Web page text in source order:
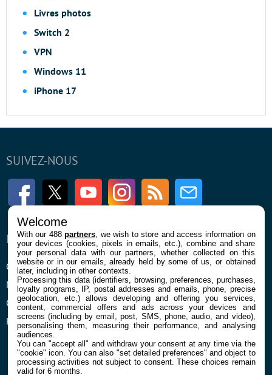
Livres photos
Switch 2
VPN
Windows 11
iPhone 17
SUIVEZ-NOUS
FacebookTwitter Youtube InstagramRSS Newsletter
ENTREPRISE
Qui sommes nous
Mentions légales et CGU
Confidentialité et Cookies
Préférences cookies
À PROPOS
La rédaction
Contact
Welcome
With our 488partners , we wish to store and access information on
your devices (cookies, pixels in emails, etc.), combine and share
your personal data with our partners, whether collected on this
website or in our emails, already held by some of us, or obtained
later, including in other contexts.
Processing this data (identifiers, browsing, preferences, purchases,
loyalty programs, IP, postal addresses and emails, phone, precise
geolocation, etc.) allows developing and offering you services,
content, commercial offers and ads across your devices and
screens (including by email, post, SMS, phone, audio, and video),
personalising them, measuring their performance, and analysing
audiences.
You can "accept all" and withdraw your consent at any time via the
"cookie" icon. You can also "set detailed preferences" and object to
processing activities not subject to consent. These choices remain
valid for 6 months.